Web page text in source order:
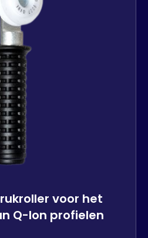
voor het
Q-lon profielen